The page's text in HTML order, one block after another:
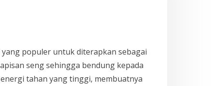
populer untuk diterapkan sebagai
seng sehingga bendung kepada
tahan yang tinggi, membuatnya